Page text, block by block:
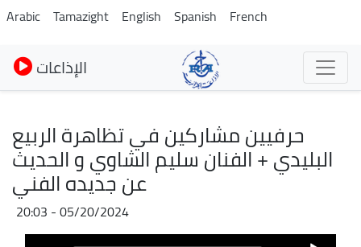
Skip
to
main
content
Arabic Tamazight English Spanish French
الإذاعات
حرفيين مشاركين في تظاهرة الربيع
البليدي + الفنان سليم الشاوي و الحديث
عن جديده الفني
05/20/2024 - 20:03
Audio